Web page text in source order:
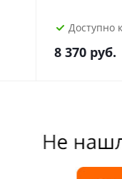
Доступно
8 370 руб.